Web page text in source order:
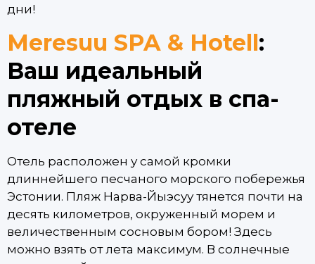
дни!
Meresuu SPA & Hotell:
Ваш идеальный
пляжный отдых в спа-
отеле
Отель расположен у самой кромки
длиннейшего песчаного морского побережья
Эстонии. Пляж Нарва-Йыэсуу тянется почти на
десять километров, окруженный морем и
величественным сосновым бором! Здесь
можно взять от лета максимум. В солнечные